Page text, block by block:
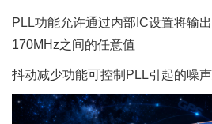
PLL功能允许通过内部IC设置将输
170MHz之间的任意值
抖动减少功能可控制PLL引起的噪